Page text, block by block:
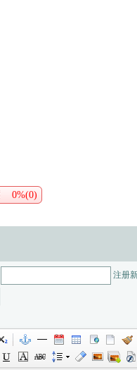
0%(0)
注册